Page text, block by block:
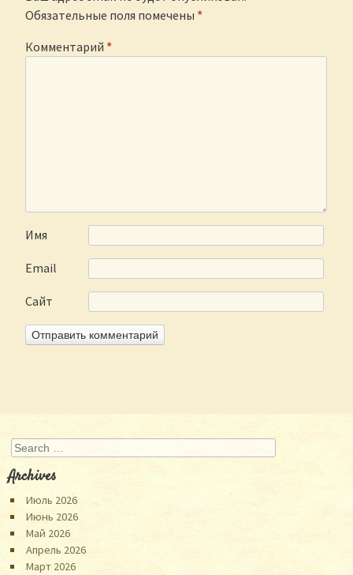
Обязательные поля помечены *
Комментарий *
Имя
Email
Сайт
Search
Archives
Июль 2026
Июнь 2026
Май 2026
Апрель 2026
Март 2026